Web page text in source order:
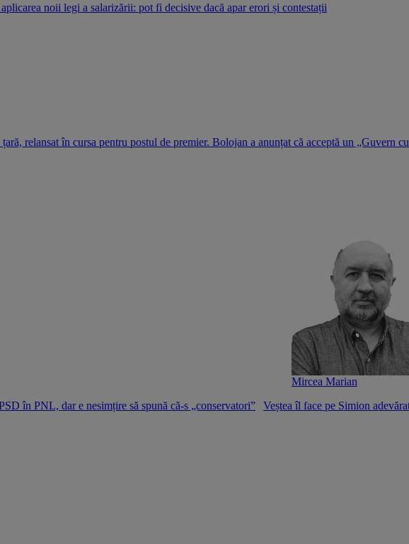
noii legi a salarizării: pot fi decisive dacă apar erori și contestații
relansat în cursa pentru postul de premier. Bolojan a anunțat că acceptă un „Guvern
în PNL, dar e nesimțire să spună că-s „conservatori”
Mircea Marian
Veștea îl face pe Simion